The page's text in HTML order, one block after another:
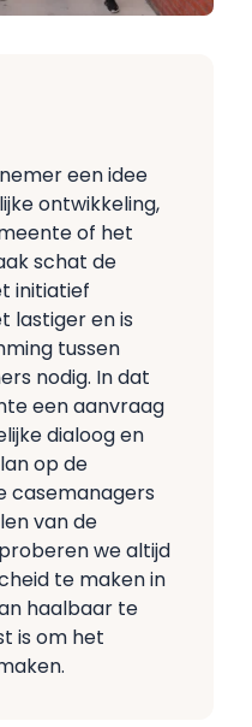
een idee
ontwikkeling,
of het
schat de
initiatief
lastiger en is
tussen
nodig. In dat
een aanvraag
dialoog en
op de
casemanagers
van de
we altijd
te maken in
haalbaar te
is om het